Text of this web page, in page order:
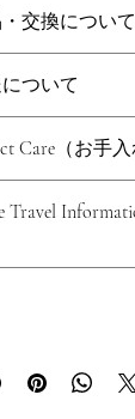
フトタイプのエ
どの主要航空
・XXLサイズを
がら耐久性に
シブルな高さ
にフィット
くクッション
に優れたメッ
ド入りショルダ
Pro 3.0は、
ー、トリマー
ているトラベル
にサポートし
素材と機能的
性を両立。
のフレックス
For（こんな方に
師、ブリーダー
・交換について
着後7日以内に
ります。
合は対応いた
グや付属品が
良の場合は、送
について
リカ・ワシント
14日前後お時
後、当店にて検
の目安：7〜14日
Care（お手入
にすべてのロ
リーを軽く振り
をご使用の場
のパッドは本体
Travel
高さを調整で
、ご搭乗前に各
円未満：送料
ントン正規店よ